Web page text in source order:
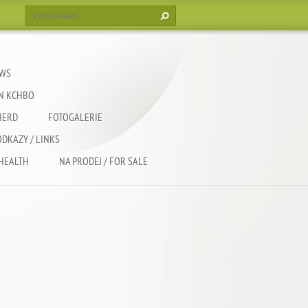
KCHBO
FOTOGALERIE
/ LINKS
NA PRODEJ / FOR SALE